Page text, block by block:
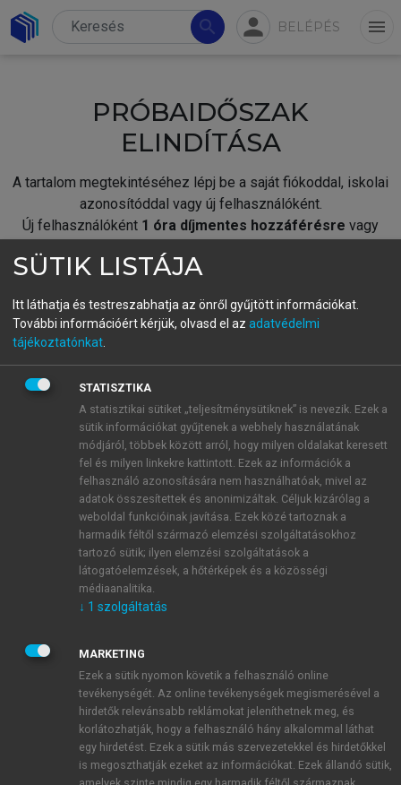
search person BELÉPÉS menu
PRÓBAIDŐSZAK
ELINDÍTÁSA
A tartalom megtekintéséhez lépj be a saját fiókoddal, iskolai
azonosítóddal vagy új felhasználóként.
Új felhasználóként 1 óra díjmentes hozzáférésre vagy
fiókoddal,vagy hozz létre új fiókot.
A regisztráció után apróbaidőszakautomatikusan
BELÉPÉS SAJÁT FIÓKKAL
ÚJ FIÓK LÉTREHOZÁSA
1 óra díjmentes hozzáférés
E-MAIL-CÍM
JELSZÓ
JELSZÓ ÚJRA
Kérek értesítést a MeRSZ újdonságairól, akcióiról.
SÜTIK LISTÁJA
Itt láthatja és testreszabhatja az önről gyűjtött információkat.
További információért kérjük, olvasd el az adatvédelmi
tájékoztatónkat
STATISZTIKA
A statisztikai sütiket „teljesítménysütiknek” is nevezik. Ezek a
sütik információkat gyűjtenek a webhely használatának
módjáról, többek között arról, hogy milyen oldalakat keresett
fel és milyen linkekre kattintott. Ezek az információk a
felhasználó azonosítására nem használhatóak, mivel az
adatok összesítettek és anonimizáltak. Céljuk kizárólag a
weboldal funkcióinak javítása. Ezek közé tartoznak a
harmadik féltől származó elemzési szolgáltatásokhoz
tartozó sütik; ilyen elemzési szolgáltatások a
látogatóelemzések, a hőtérképek és a közösségi
médiaanalitika.
↓ 1 szolgáltatás
MARKETING
Ezek a sütik nyomon követik a felhasználó online
tevékenységét. Az online tevékenységek megismerésével a
hirdetők relevánsabb reklámokat jeleníthetnek meg, és
korlátozhatják, hogy a felhasználó hány alkalommal láthat
egy hirdetést. Ezek a sütik más szervezetekkel és hirdetőkkel
is megoszthatják ezeket az információkat. Ezek állandó sütik,